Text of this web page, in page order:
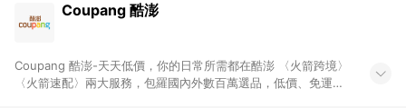
Coupang 酷澎
Coupang 酷澎-天天低價，你的日常所需都在酷澎 〈火箭跨境〉
〈火箭速配〉兩大服務，包羅國內外數百萬選品，低價、免運，